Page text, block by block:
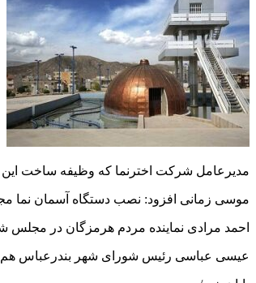
مدیرعامل شرکت اخترنما که وظیفه ساخت این
موسی زمانی افزود: نصب دستگاه آسمان نما
احمد مرادی نماینده مردم هرمزگان در مجلس
عیسی عباسی رئیس شورای شهر بندرعباس